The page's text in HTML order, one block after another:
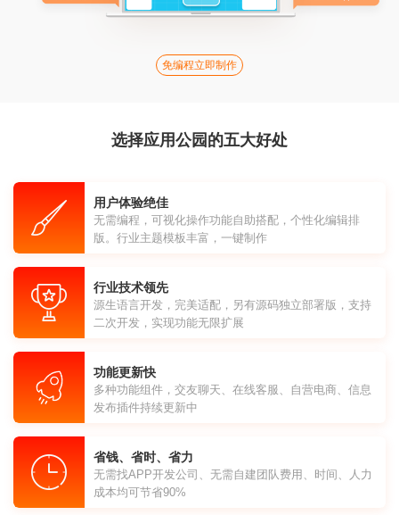
免编程立即制作
选择应用公园的五大好处
用户体验绝佳
无需编程，可视化操作功能自助搭配，个性化编辑排
版。行业主题模板丰富，一键制作
行业技术领先
源生语言开发，完美适配，另有源码独立部署版，支持
二次开发，实现功能无限扩展
功能更新快
多种功能组件，交友聊天、在线客服、自营电商、信息
发布插件持续更新中
省钱、省时、省力
无需找APP开发公司、无需自建团队费用、时间、人力
成本均可节省90%